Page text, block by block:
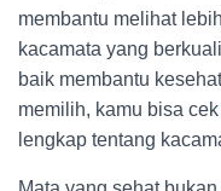
membantu melihat
kacamata yang
baik membantu
memilih, kamu bisa cek
lengkap tentang